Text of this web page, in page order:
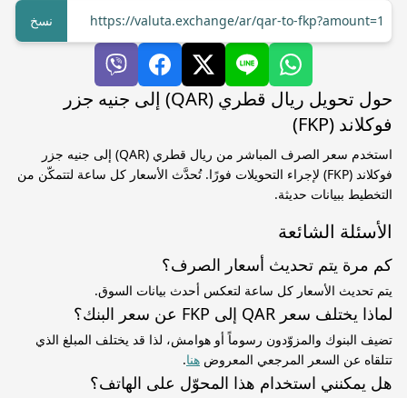
https://valuta.exchange/ar/qar-to-fkp?amount=1
نسخ
حول تحويل ريال قطري (QAR) إلى جنيه جزر
فوكلاند (FKP)
استخدم سعر الصرف المباشر من ريال قطري (QAR) إلى جنيه جزر
فوكلاند (FKP) لإجراء التحويلات فورًا. تُحدَّث الأسعار كل ساعة لتتمكّن من
التخطيط ببيانات حديثة.
الأسئلة الشائعة
كم مرة يتم تحديث أسعار الصرف؟
يتم تحديث الأسعار كل ساعة لتعكس أحدث بيانات السوق.
لماذا يختلف سعر QAR إلى FKP عن سعر البنك؟
تضيف البنوك والمزوّدون رسوماً أو هوامش، لذا قد يختلف المبلغ الذي
تتلقاه عن السعر المرجعي المعروض هنا.
هل يمكنني استخدام هذا المحوّل على الهاتف؟